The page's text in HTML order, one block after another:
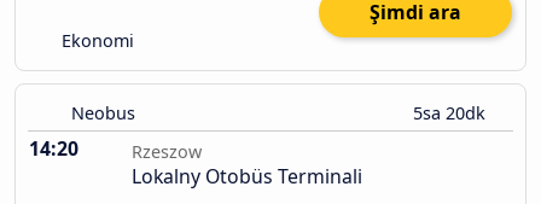
Ekonomi
Şimdi ara
Neobus 5sa 20dk
14:20 Rzeszow
Lokalny Otobüs Terminali